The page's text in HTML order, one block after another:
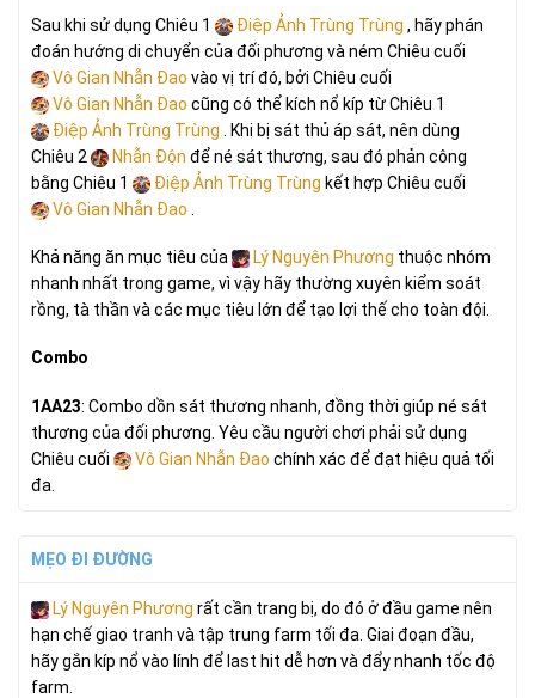
Sau khi sử dụng Chiêu 1 Điệp Ảnh Trùng Trùng , hãy phán
đoán hướng di chuyển của đối phương và ném Chiêu cuối
Vô Gian Nhẫn Đao vào vị trí đó, bởi Chiêu cuối
Vô Gian Nhẫn Đao cũng có thể kích nổ kíp từ Chiêu 1
Điệp Ảnh Trùng Trùng . Khi bị sát thủ áp sát, nên dùng
Chiêu 2
Nhẫn Độn để né sát thương, sau đó phản công
bằng Chiêu 1
Điệp Ảnh Trùng Trùng kết hợp Chiêu cuối
Vô Gian Nhẫn Đao
Khả năng ăn mục tiêu của Lý Nguyên Phương thuộc nhóm
nhanh nhất trong game, vì vậy hãy thường xuyên kiểm soát
rồng, tà thần và các mục tiêu lớn để tạo lợi thế cho toàn đội.
Combo
1AA23: Combo dồn sát thương nhanh, đồng thời giúp né sát
thương của đối phương. Yêu cầu người chơi phải sử dụng
Chiêu cuối
Vô Gian Nhẫn Đao chính xác để đạt hiệu quả tối
đa.
MẸO ĐI ĐƯỜNG
Lý Nguyên Phương rất cần trang bị, do đó ở đầu game nên
hạn chế giao tranh và tập trung farm tối đa. Giai đoạn đầu,
hãy gắn kíp nổ vào lính để last hit dễ hơn và đẩy nhanh tốc độ
farm.